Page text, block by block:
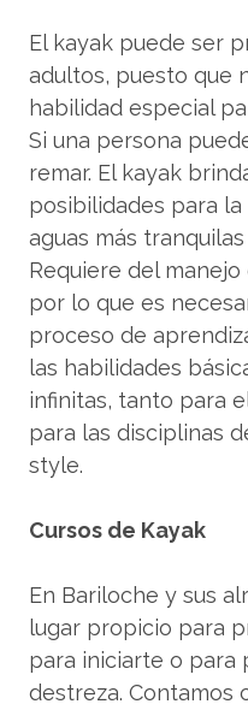
El kayak puede ser
adultos, puesto que
habilidad especial
Si una persona
remar. El kayak
posibilidades para
aguas más
Requiere del
por lo que es
proceso de
las habilidades
infinitas, tanto para
para las disciplinas
style.
Cursos de Kayak
En Bariloche y sus
lugar propicio para
para iniciarte o para
destreza. Contamos